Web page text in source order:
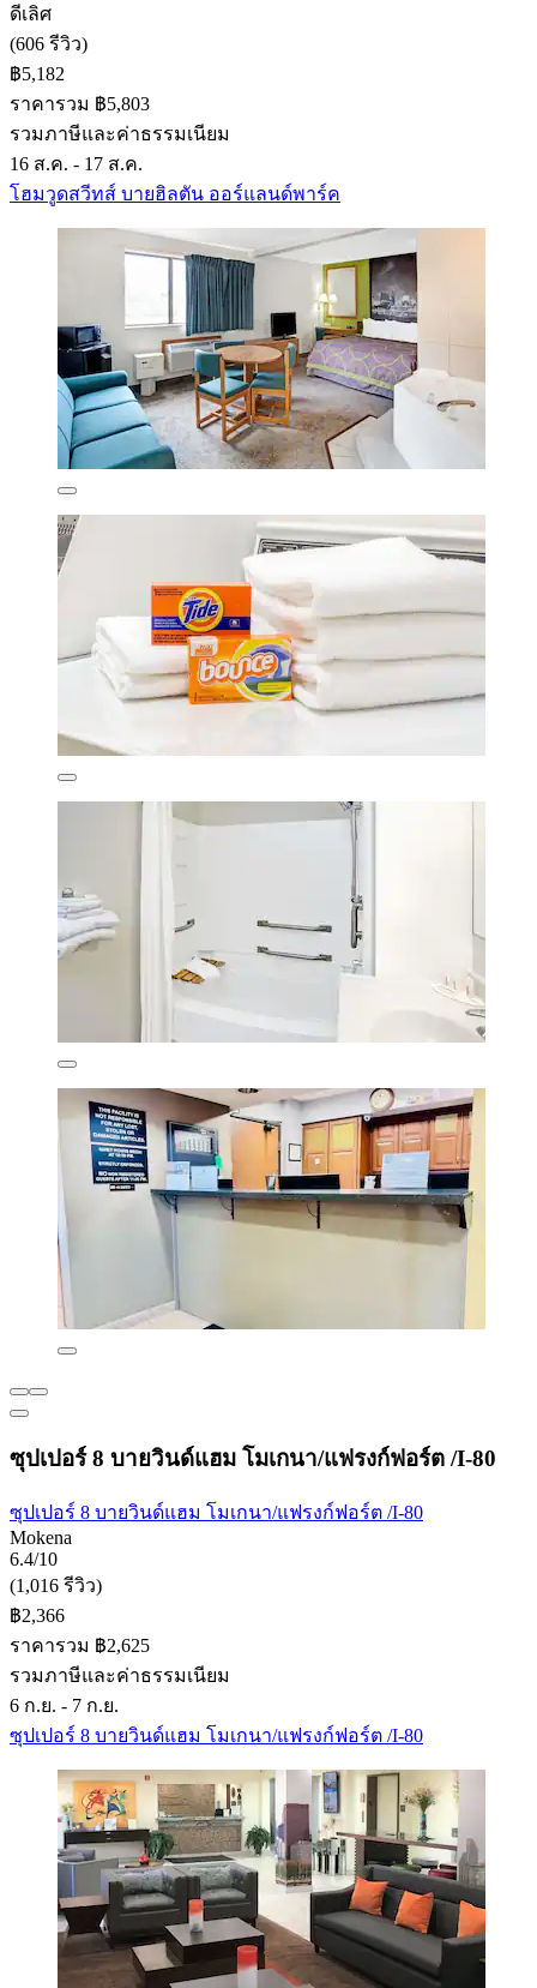
ดีเลิศ
(606 รีวิว)
฿5,182
ราคารวม ฿5,803
รวมภาษีและค่าธรรมเนียม
16 ส.ค. - 17 ส.ค.
โฮมวูดสวีทส์ บายฮิลตัน ออร์แลนด์พาร์ค
ซุปเปอร์ 8 บายวินด์แฮม โมเกนา/แฟรงก์ฟอร์ต /I-80
ซุปเปอร์ 8 บายวินด์แฮม โมเกนา/แฟรงก์ฟอร์ต /I-80
Mokena
6.4/10
(1,016 รีวิว)
฿2,366
ราคารวม ฿2,625
รวมภาษีและค่าธรรมเนียม
6 ก.ย. - 7 ก.ย.
ซุปเปอร์ 8 บายวินด์แฮม โมเกนา/แฟรงก์ฟอร์ต /I-80